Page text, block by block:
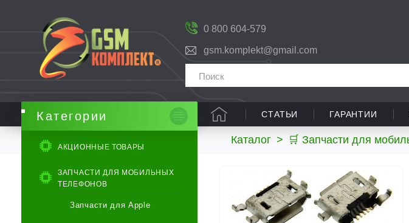
0 800 604-579
gsm.komplekt@gmail.com
СТАТЬИ ГАРАНТИИ
Каталог > 🛒 Запчасти для
Категории
АКЦИОННЫЕ ТОВАРЫ
ЗАПЧАСТИ ДЛЯ МОБИЛЬНЫХ
ТЕЛЕФОНОВ
Запчасти для Apple